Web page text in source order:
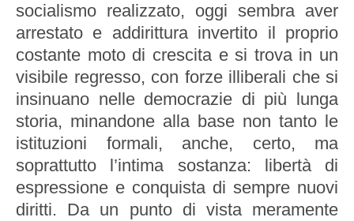
socialismo realizzato, oggi sembra aver
arrestato e addirittura invertito il proprio
costante moto di crescita e si trova in un
visibile regresso, con forze illiberali che si
insinuano nelle democrazie di più lunga
storia, minandone alla base non tanto le
istituzioni formali, anche, certo, ma
soprattutto l’intima sostanza: libertà di
espressione e conquista di sempre nuovi
diritti. Da un punto di vista meramente